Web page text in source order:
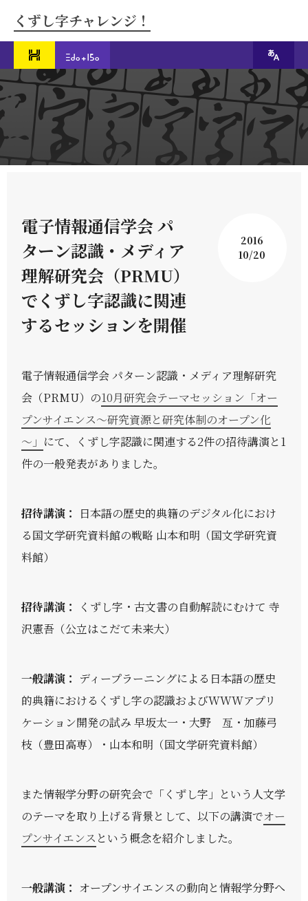
くずし字チャレンジ！
電子情報通信学会 パ
ターン認識・メディア
理解研究会（PRMU）
でくずし字認識に関連
するセッションを開催
2016
10/20
電子情報通信学会 パターン認識・メディア理解研究
会（PRMU）の10月研究会テーマセッション「オー
プンサイエンス～研究資源と研究体制のオープン化
～」 にて、くずし字認識に関連する2件の招待講演と1
件の一般発表がありました。
招待講演：
日本語の歴史的典籍のデジタル化におけ
る国文学研究資料館の戦略 山本和明（国文学研究資
料館）
招待講演：
くずし字・古文書の自動解読にむけて 寺
沢憲吾（公立はこだて未来大）
一般講演： ディープラーニングによる日本語の歴史
的典籍におけるくずし字の認識およびWWWアプリ
ケーション開発の試み 早坂太一・大野 亙・加藤弓
枝（豊田高専）・山本和明（国文学研究資料館）
また情報学分野の研究会で「くずし字」という人文学
のテーマを取り上げる背景として、以下の講演でオー
プンサイエンス という概念を紹介しました。
一般講演： オープンサイエンスの動向と情報学分野へ